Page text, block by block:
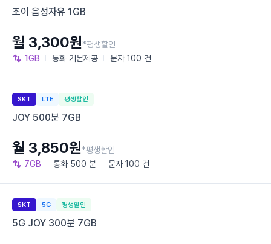
조이 음성자유 1GB
1GB 통화 기본제공 문자 100 건
월 3,300원*평생할인
SKT LTE 평생할인
JOY 500분 7GB
7GB 통화 500 분 문자 100 건
월 3,850원*평생할인
SKT 5G 평생할인
5G JOY 300분 7GB